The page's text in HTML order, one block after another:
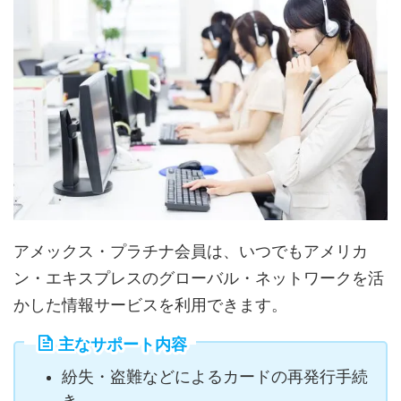
アメックス・プラチナ会員は、いつでもアメリカ
ン・エキスプレスのグローバル・ネットワークを活
かした情報サービスを利用できます。
主なサポート内容
紛失・盗難などによるカードの再発行手続